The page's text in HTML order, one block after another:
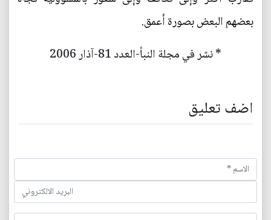
بعضهم البعض بصورة أعمق.
* نشر في مجلة النبأ-العدد 81-آذار 2006
اضف تعليق